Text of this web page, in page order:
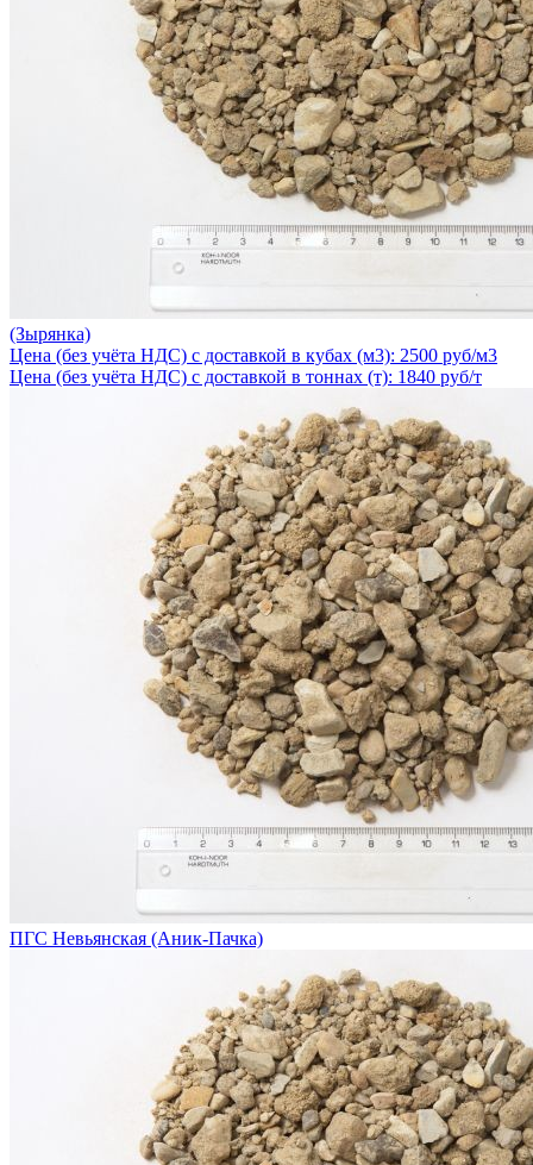
(Зырянка)
Цена (без учёта НДС) с доставкой в кубах (м3): 2500 руб/м3
Цена (без учёта НДС) с доставкой в тоннах (т): 1840 руб/т
ПГС Невьянская (Аник-Пачка)